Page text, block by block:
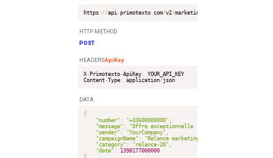
https: //api primotexto. com/v2/marketing
HTTP METHOD
POST
HEADERSApiKey
X- Primotexto-ApiKey: YOUR_API_KEY
Content-Type: application/ json
DATA
{
"number" : "+33600000000" ,
"message" :
"Offre exceptionnelle ! Bénéficiez de 20% de
"sender" : "YourCompany" ,
"campaignName" : "Relance marketing -20%"
"category" : "relance-20" ,
"date" :
1398177000000